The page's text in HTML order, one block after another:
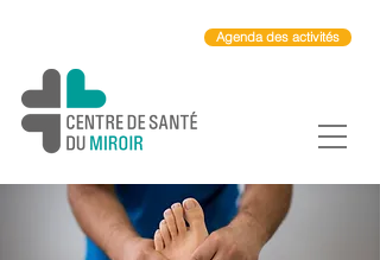
Agenda des activités